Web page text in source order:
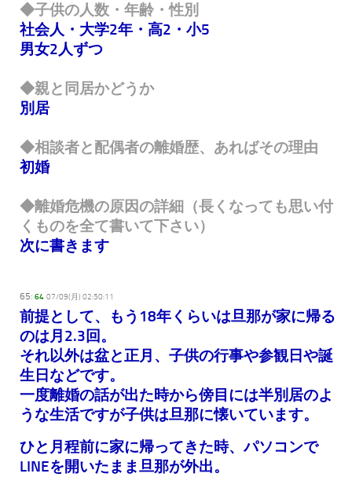
◆子供の人数・年齢・性別
社会人・大学2年・高2・小5
男女2人ずつ
◆親と同居かどうか
別居
◆相談者と配偶者の離婚歴、あればその理由
初婚
◆離婚危機の原因の詳細（長くなっても思い付
くものを全て書いて下さい）
次に書きます
65: 64 07/09(月) 02:50:11
前提として、もう18年くらいは旦那が家に帰る
のは月2.3回。
それ以外は盆と正月、子供の行事や参観日や誕
生日などです。
一度離婚の話が出た時から傍目には半別居のよ
うな生活ですが子供は旦那に懐いています。
ひと月程前に家に帰ってきた時、パソコンで
LINEを開いたまま旦那が外出。